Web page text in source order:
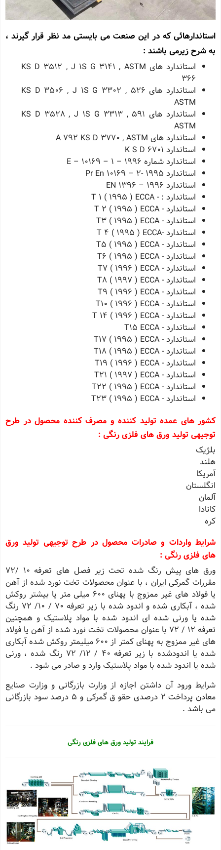
استاندارهائی که در این صنعت می بایستی مد نظر قرار گیرند ،
به شرح زیرمی باشند :
استاندارد های KS D 3512 , J 1S G 3141 , ASTM
366
استاندارد های 526 KS D 3506 , J 1S G 3302 ,
ASTM
استاندارد های 591 KS D 3528 , J 1S G 3313 ,
ASTM
استاندارد های A 792 KS D 3770 , ASTM
استاندارد K S D 6701
استاندارد شماره E – 10169 – 1 – 1996
استاندارد Pr En 10169 – 2- 1995
استاندارد EN 1396 – 1996
استاندارد : - T 1 ( 1995 ) ECCA
استاندارد - T 2 ( 1995 ) ECCA
استاندارد - T3 ( 1995 ) ECCA
استاندارد -T 4 ( 1995 ) ECCA
استاندارد - T5 ( 1995 ) ECCA
استاندارد - T6 ( 1995 ) ECCA
استاندارد - T7 ( 1996 ) ECCA
استاندارد - T8 ( 1997 ) ECCA
استاندارد - T9 ( 1996 ) ECCA
استاندارد - T10 ( 1996 ) ECCA
استاندارد - T 14 ( 1996 ) ECCA
استاندارد - T15 ECCA
استاندارد - T17 ( 1995 ) ECCA
استاندارد - T18 ( 1995 ) ECCA
استاندارد - T19 ( 1996 ) ECCA
استاندارد - T21 ( 1997 ) ECCA
استاندارد - T22 ( 1995 ) ECCA
استاندارد - T23 ( 1995 ) ECCA
کشور های عمده تولید کننده و مصرف کننده محصول در طرح
توجیهی تولید ورق های فلزی رنگی :
بلژیک
هلند
آمریکا
انگلستان
آلمان
کانادا
کره
شرایط واردات و صادرات محصول در طرح توجیهی تولید ورق
های فلزی رنگی :
ورق های پیش رنگ شده تحت زیر فصل های تعرفه 10 /72
مقررات گمرکی ایران ، با عنوان محصولات تخت نورد شده از آهن
یا فولاد های غیر ممزوج با پهنای 600 میلی متر یا بیشتر روکش
شده ، آبکاری شده و اندود شده با زیر تعرفه 70 / 10/ 72 رنگ
شده یا ورنی شده ای اندود شده با مواد پلاستیک و همچنین
تعرفه 12 / 72 با عنوان محصولات تخت نورد شده از آهن یا فولاد
های غیر ممزوج به پهنای کمتر از 600 میلیمتر روکش شده آبکاری
شده یا اندودشده با زیر تعرفه 40 / 12/ 72 رنگ شده ، ورنی
شده یا اندود شده با مواد پلاستیک وارد و صادر می شود .
شرایط ورود آن داشتن اجازه از وزارت بازرگانی و وزارت صنایع
معادن پرداخت 2 درصدی حقو ق گمرکی و 5 درصد سود بازرگانی
می باشد .
فرایند تولید ورق های فلزی رنگی